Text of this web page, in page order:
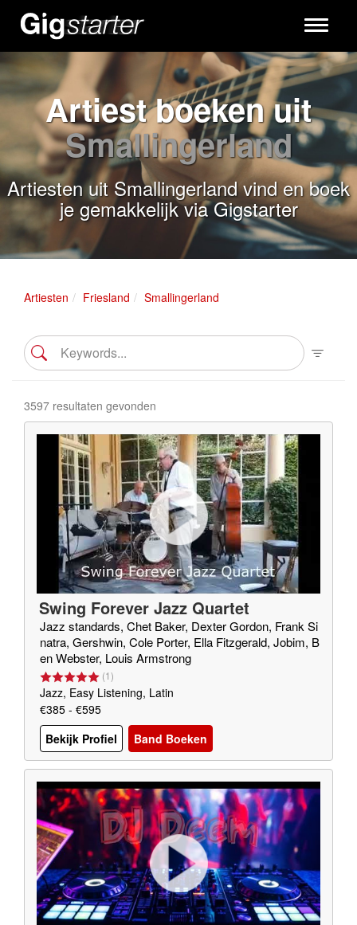
Toggle
Artiest boeken uit
Smallingerland
Artiesten uit Smallingerland vind en boek
je gemakkelijk via Gigstarter
Artiesten Friesland Smallingerland
3597 resultaten gevonden
Swing Forever Jazz Quartet
Jazz standards, Chet Baker, Dexter Gordon, Frank Si
natra, Gershwin, Cole Porter, Ella Fitzgerald, Jobim, B
en Webster, Louis Armstrong
(1)
Jazz, Easy Listening, Latin
€385 - €595
Bekijk Profiel
Band Boeken